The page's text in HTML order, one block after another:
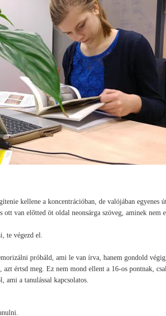
kellene a koncentrációban, de valójában egyenes
ott van előtted öt oldal neonsárga szöveg, aminek
te végezd el.
próbáld, ami le van írva, hanem gondold
értsd meg. Ez nem mond ellent a 16-os pontnak,
ami a tanulással kapcsolatos.